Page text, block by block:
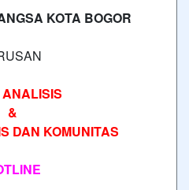
KOTA BOGOR
&
DAN KOMUNITAS